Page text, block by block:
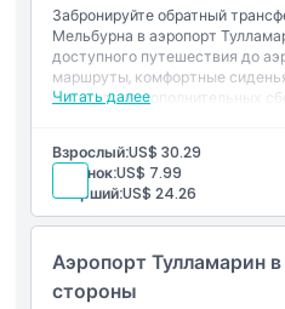
Забронируйте обратный
Мельбурна в аэропорт
доступного путешествия до
маршруты, комфортные
отсутствие дополнительных
Читать далее
Трансферы между
центром Мельбурна
БЕСПЛАТНЫЙ Wi-Fi на борту
Взрослый:US$ 30.29
Ребенок:US$ 7.99
Старший:US$ 24.26
Аэропорт Тулламарин
стороны